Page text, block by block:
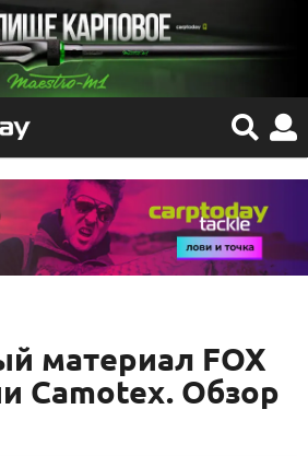
материал FOX
Camotex. Обзор